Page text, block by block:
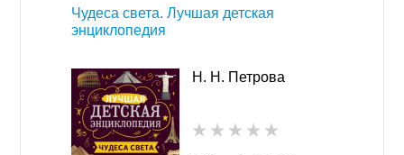
Чудеса света. Лучшая детская
энциклопедия
Н. Н. Петрова